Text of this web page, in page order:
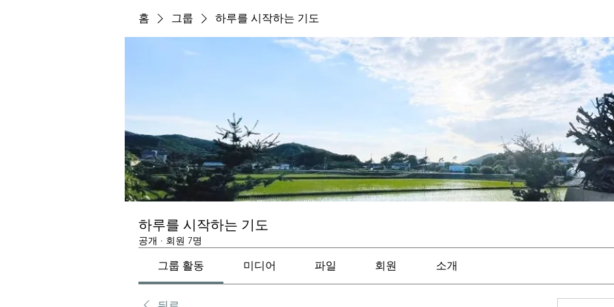
홈 그룹 하루를 시작하는 기도
하루를 시작하는 기도
공개 · 회원 7명
그룹 활동 미디어 파일 회원 소개